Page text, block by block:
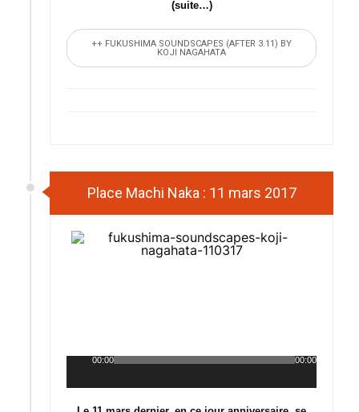
(suite…)
++ FUKUSHIMA SOUNDSCAPES (AFTER 3.11) BY
KOJI NAGAHATA
Place Machi Naka : 11 mars 2017
Lecteur
00:00 00:00